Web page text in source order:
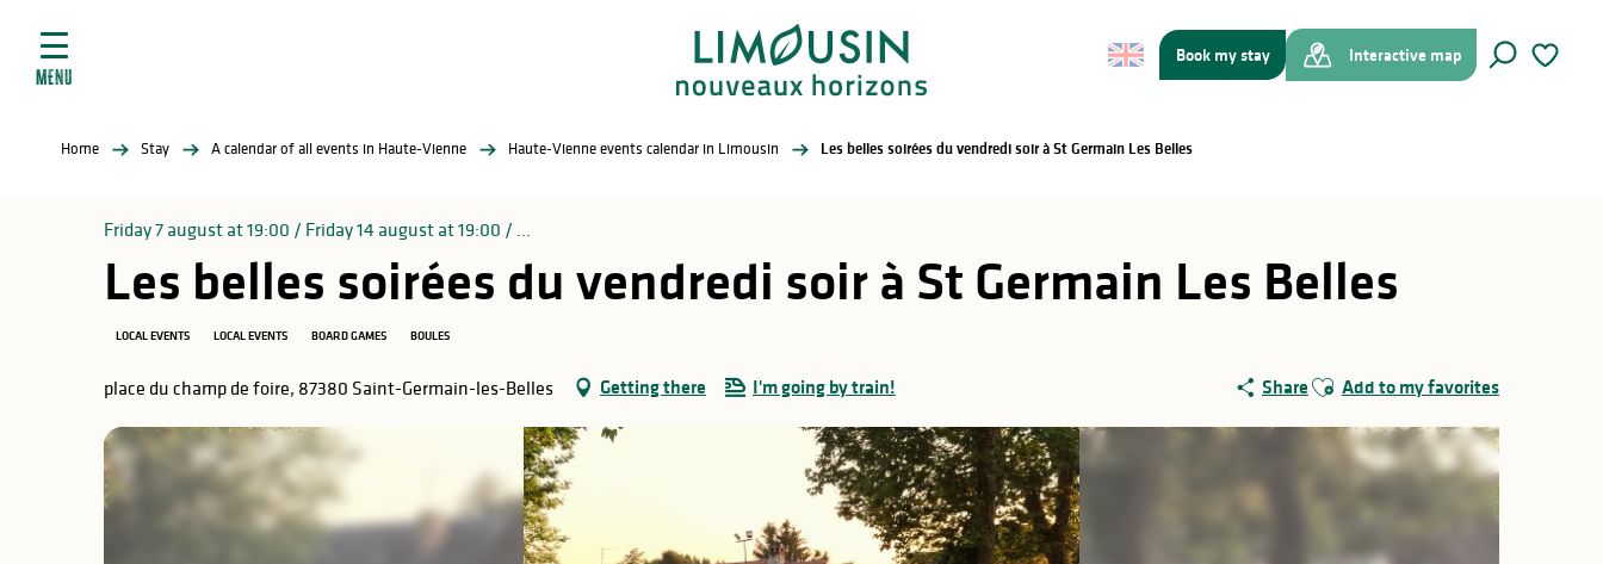
contenu
Book my stay
Interactive map
MENU
Home Stay A calendar of all events in Haute-Vienne Haute-Vienne events calendar in Limousin Les belles soirées du vendredi soir à St Germain Les Belles
Friday 7 august at 19:00 / Friday 14 august at 19:00 / ...
Les belles soirées du vendredi soir à St Germain Les Belles
LOCAL EVENTS LOCAL EVENTS BOARD GAMES BOULES
place du champ de foire, 87380 Saint-Germain-les-Belles Getting there I'm going by train! Share Ajouter aux favoris
Add to my favorites